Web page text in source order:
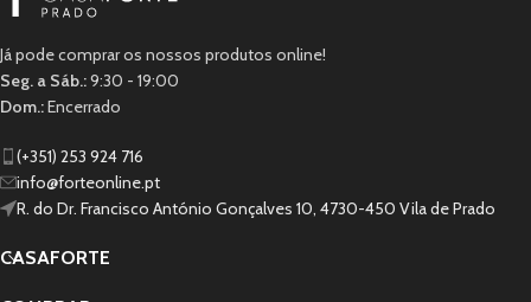
Já pode comprar os nossos produtos online!
Seg. a Sáb.:9:30 - 19:00
Dom.:Encerrado
(+351) 253 924 716
info@forteonline.pt
R. do Dr. Francisco António Gonçalves 10, 4730-450 Vila de Prado
CASAFORTE